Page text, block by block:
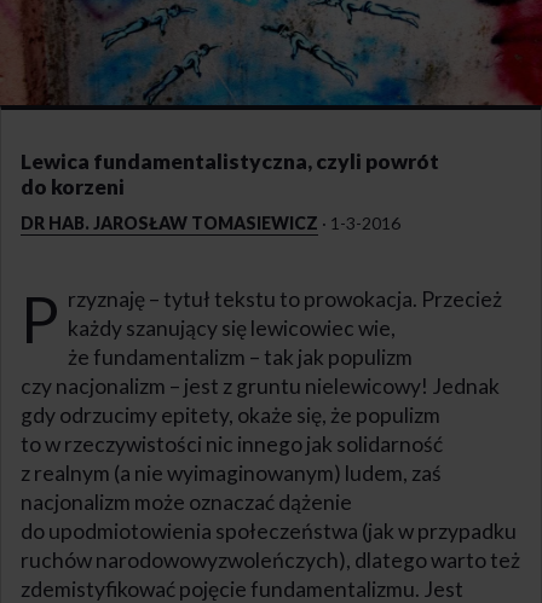
Lewica fundamentalistyczna, czyli powrót
do korzeni
DR HAB. JAROSŁAW TOMASIEWICZ · 1-3-2016
P rzyznaję – tytuł tekstu to prowokacja. Przecież
każdy szanujący się lewicowiec wie,
że fundamentalizm – tak jak populizm
czy nacjonalizm – jest z gruntu nielewicowy! Jednak
gdy odrzucimy epitety, okaże się, że populizm
to w rzeczywistości nic innego jak solidarność
z realnym (a nie wyimaginowanym) ludem, zaś
nacjonalizm może oznaczać dążenie
do upodmiotowienia społeczeństwa (jak w przypadku
ruchów narodowowyzwoleńczych), dlatego warto też
zdemistyfikować pojęcie fundamentalizmu. Jest